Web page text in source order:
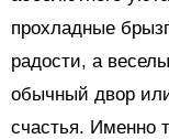
прохладные
радости, а
обычный двор
счастья. Именно